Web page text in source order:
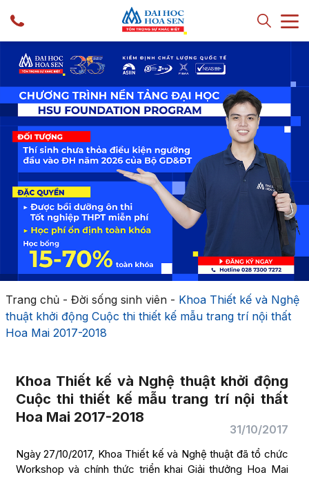
Trang chủ- Đời sống sinh viên- Khoa Thiết kế và Nghệ
thuật khởi động Cuộc thi thiết kế mẫu trang trí nội thất
Hoa Mai 2017-2018
Khoa Thiết kế và Nghệ thuật khởi động
Cuộc thi thiết kế mẫu trang trí nội thất
Hoa Mai 2017-2018
31/10/2017
Ngày 27/10/2017, Khoa Thiết kế và Nghệ thuật đã tổ chức
Workshop và chính thức triển khai Giải thưởng Hoa Mai